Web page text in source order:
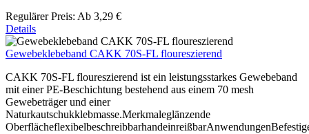
Regulärer Preis: Ab 3,29 €
Details
Gewebeklebeband CAKK 70S-FL floureszierend
CAKK 70S-FL floureszierend ist ein leistungsstarkes Gewebeband
mit einer PE-Beschichtung bestehend aus einem 70 mesh
Gewebeträger und einer
Naturkautschukklebmasse.Merkmaleglänzende